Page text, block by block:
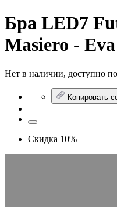
Бра LED7
Masiero -
Нет в наличии, доступно
Копировать
Скидка 10%